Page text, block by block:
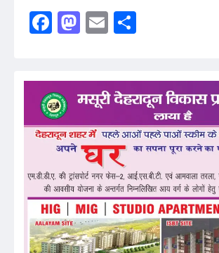
Facebook
Mastodon
Email